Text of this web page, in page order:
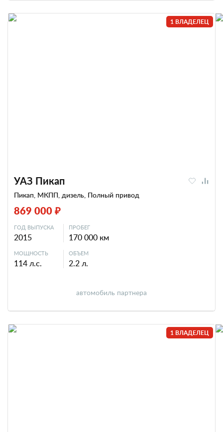
1 ВЛАДЕЛЕЦ
УАЗ Пикап
Пикап, МКПП, дизель, Полный привод
869 000 ₽
ГОД ВЫПУСКА
2015
ПРОБЕГ
170 000 км
МОЩНОСТЬ
114 л.с.
ОБЪЕМ
2.2 л.
автомобиль партнера
1 ВЛАДЕЛЕЦ